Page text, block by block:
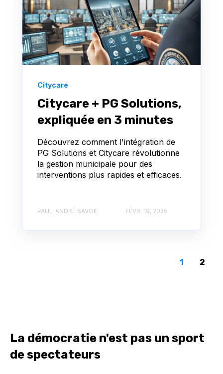
Citycare
Citycare + PG Solutions,
expliquée en 3 minutes
Découvrez comment l'intégration de
PG Solutions et Citycare révolutionne
la gestion municipale pour des
interventions plus rapides et efficaces.
PAUL-ANDRÉ SAVOIE FÉVR. 19, 2025
1 2
La démocratie n'est pas un sport
de spectateurs